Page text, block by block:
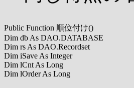
Public Function 順位付け()
Dim db As DAO.DATABASE
Dim rs As DAO.Recordset
Dim iSave As Integer
Dim lCnt As Long
Dim lOrder As Long